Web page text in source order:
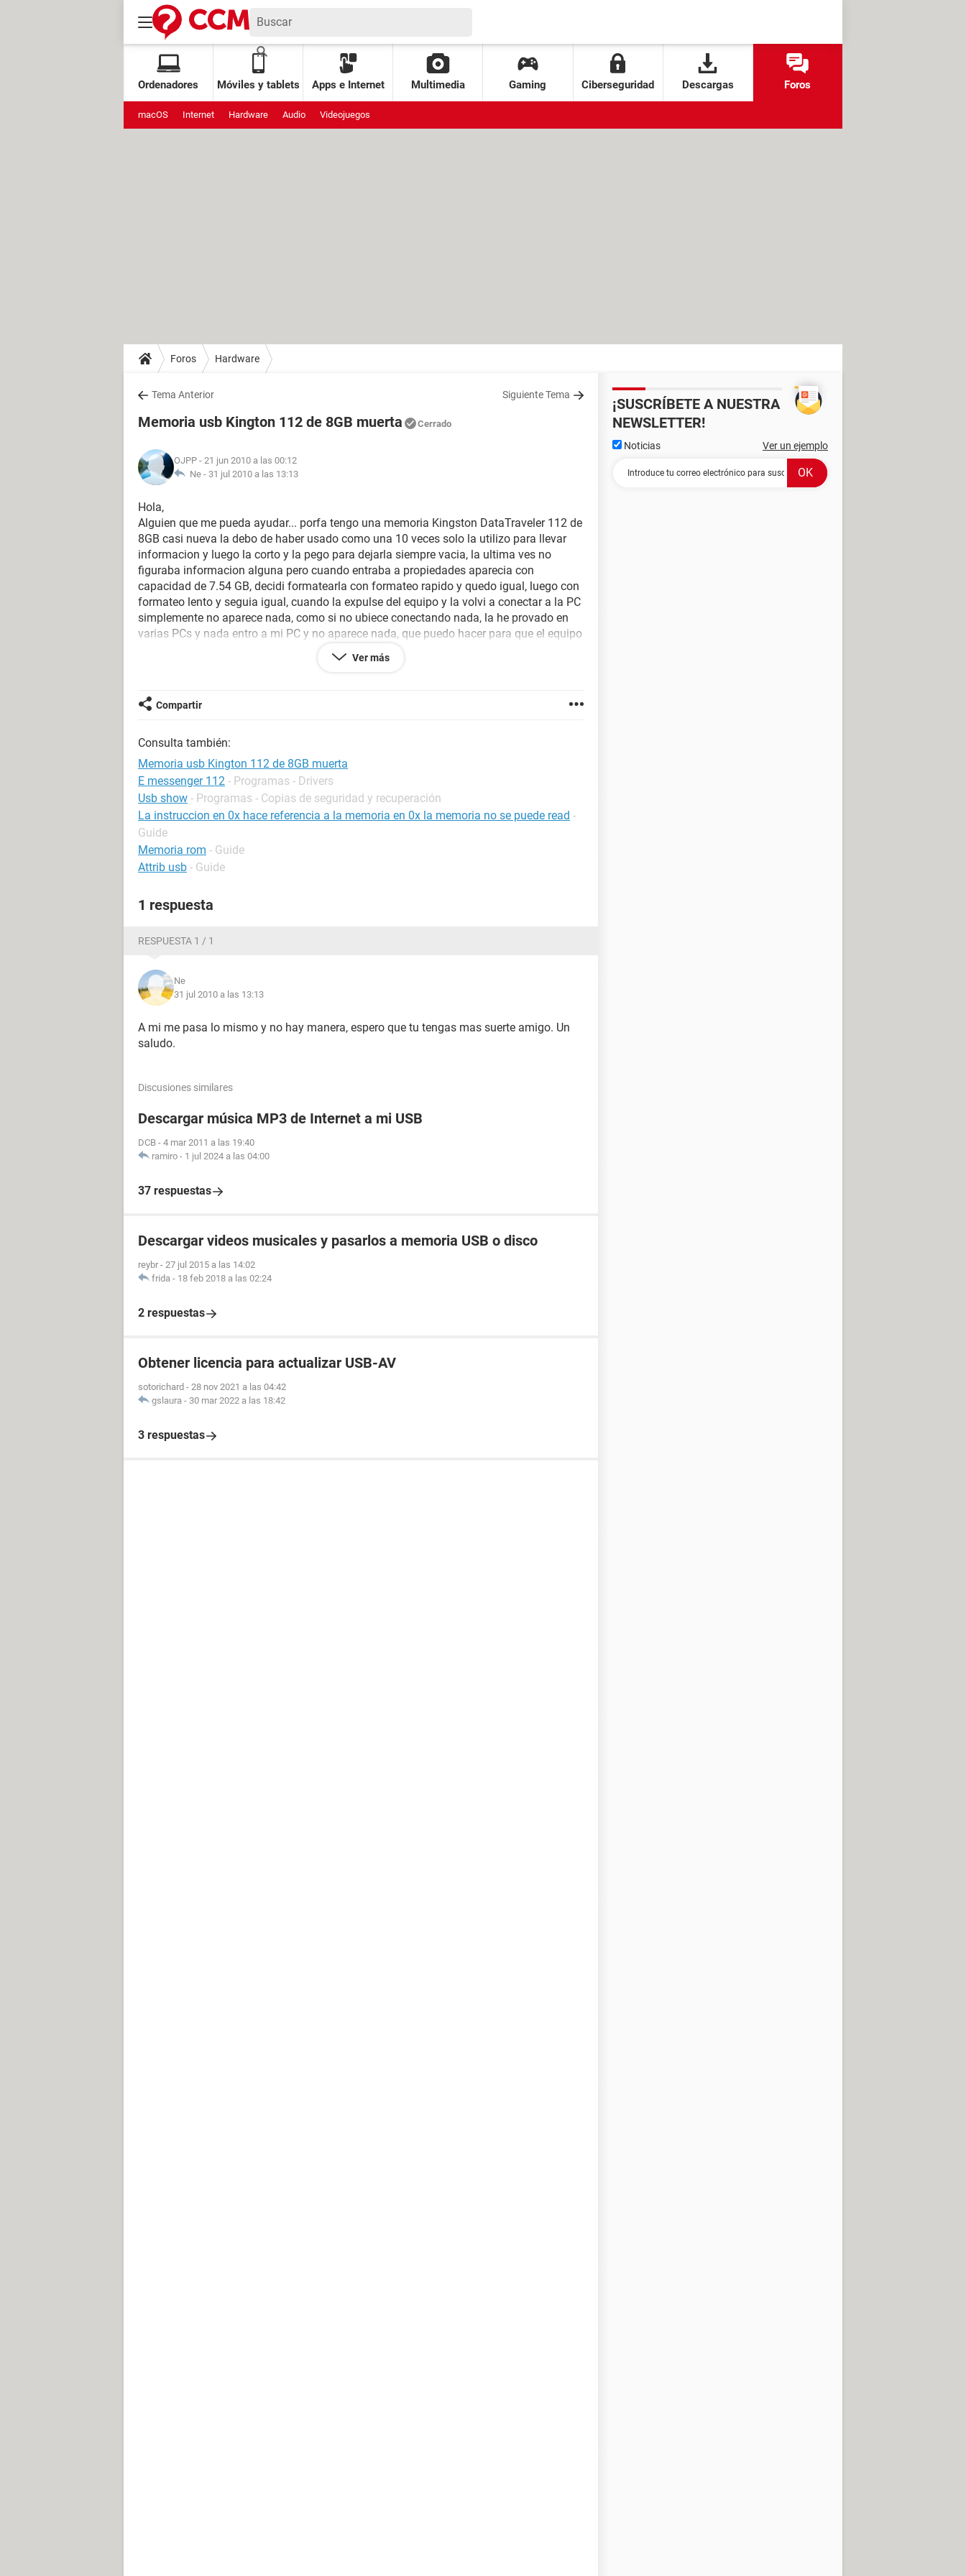
Ordenadores Móviles y tablets Apps e Internet Multimedia Gaming Ciberseguridad Descargas Foros
macOS Internet Hardware Audio Videojuegos
Foros Hardware
Tema Anterior Siguiente Tema
Memoria usb Kington 112 de 8GB muerta Cerrado
OJPP - 21 jun 2010 a las 00:12
Ne - 31 jul 2010 a las 13:13
Hola,
Alguien que me pueda ayudar... porfa tengo una memoria Kingston DataTraveler 112 de
8GB casi nueva la debo de haber usado como una 10 veces solo la utilizo para llevar
informacion y luego la corto y la pego para dejarla siempre vacia, la ultima ves no
figuraba informacion alguna pero cuando entraba a propiedades aparecia con
capacidad de 7.54 GB, decidi formatearla con formateo rapido y quedo igual, luego con
formateo lento y seguia igual, cuando la expulse del equipo y la volvi a conectar a la PC
simplemente no aparece nada, como si no ubiece conectando nada, la he provado en
varias PCs y nada entro a mi PC y no aparece nada, que puedo hacer para que el equipo
Ver más
Compartir
Consulta también:
Memoria usb Kington 112 de 8GB muerta
E messenger 112 - Programas - Drivers
Usb show - Programas - Copias de seguridad y recuperación
La instruccion en 0x hace referencia a la memoria en 0x la memoria no se puede read -
Guide
Memoria rom - Guide
Attrib usb - Guide
1 respuesta
RESPUESTA 1 / 1
Ne
31 jul 2010 a las 13:13
A mi me pasa lo mismo y no hay manera, espero que tu tengas mas suerte amigo. Un
saludo.
Discusiones similares
Descargar música MP3 de Internet a mi USB
DCB - 4 mar 2011 a las 19:40
ramiro - 1 jul 2024 a las 04:00
37 respuestas
Descargar videos musicales y pasarlos a memoria USB o disco
reybr - 27 jul 2015 a las 14:02
frida - 18 feb 2018 a las 02:24
2 respuestas
Obtener licencia para actualizar USB-AV
sotorichard - 28 nov 2021 a las 04:42
gslaura - 30 mar 2022 a las 18:42
3 respuestas
¡SUSCRÍBETE A NUESTRA
NEWSLETTER!
Noticias Ver un ejemplo